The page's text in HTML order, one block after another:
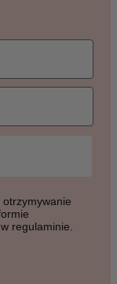
otrzymywanie
regulaminie.